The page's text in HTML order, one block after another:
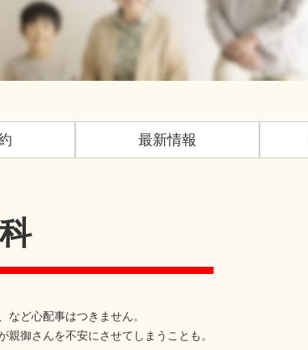
最新情報
ど心配事はつきません。
御さんを不安にさせてしまうことも。